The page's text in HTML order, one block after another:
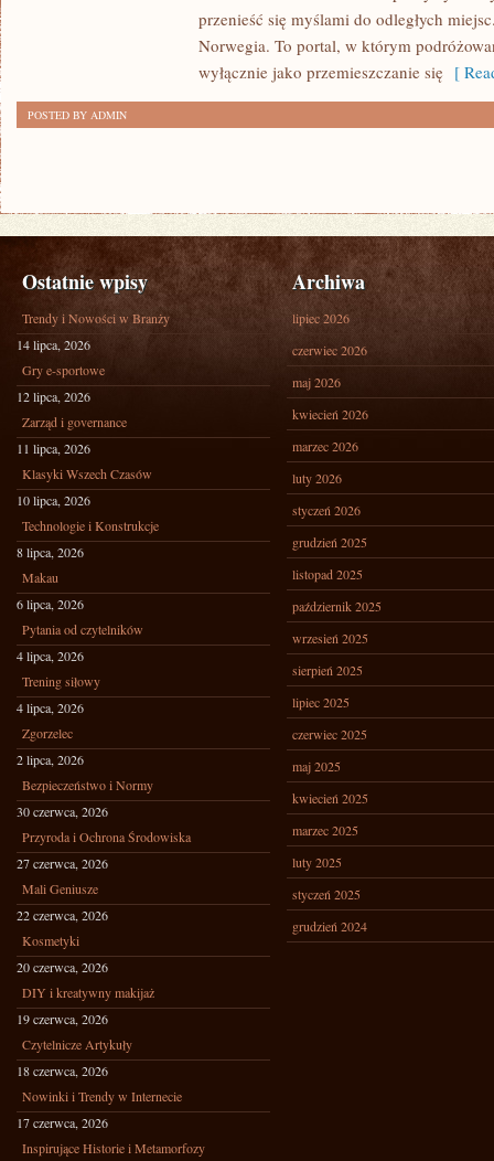
przenieść się myślami do odległych
Norwegia. To portal, w którym
wyłącznie jako przemieszczanie się [
POSTED BY ADMIN
Ostatnie wpisy
Trendy i Nowości w Branży
14 lipca, 2026
Gry e-sportowe
12 lipca, 2026
Zarząd i governance
11 lipca, 2026
Klasyki Wszech Czasów
10 lipca, 2026
Technologie i Konstrukcje
8 lipca, 2026
Makau
6 lipca, 2026
Pytania od czytelników
4 lipca, 2026
Trening siłowy
4 lipca, 2026
Zgorzelec
2 lipca, 2026
Bezpieczeństwo i Normy
30 czerwca, 2026
Przyroda i Ochrona Środowiska
27 czerwca, 2026
Mali Geniusze
22 czerwca, 2026
Kosmetyki
20 czerwca, 2026
DIY i kreatywny makijaż
19 czerwca, 2026
Czytelnicze Artykuły
18 czerwca, 2026
Nowinki i Trendy w Internecie
17 czerwca, 2026
Inspirujące Historie i Metamorfozy
Archiwa
lipiec 2026
czerwiec 2026
maj 2026
kwiecień 2026
marzec 2026
luty 2026
styczeń 2026
grudzień 2025
listopad 2025
październik 2025
wrzesień 2025
sierpień 2025
lipiec 2025
czerwiec 2025
maj 2025
kwiecień 2025
marzec 2025
luty 2025
styczeń 2025
grudzień 2024